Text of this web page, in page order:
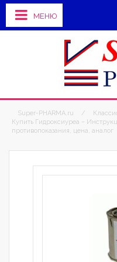
МЕНЮ
Super-PHARMA.ru /
Купить Гидроксиуреа –
противопоказания, цена, аналог